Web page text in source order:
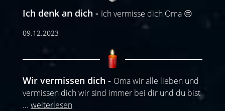
Ich denk an dich Ich vermisse dich Oma 😔
09.12.2023
Wir vermissen dich
Oma wir alle lieben und
vermissen dich wir sind immer bei dir und du bist
... weiterlesen